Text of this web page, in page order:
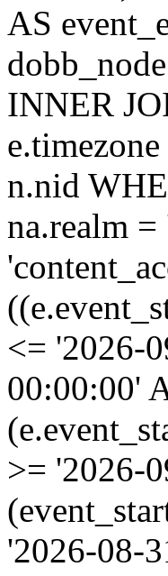
AS
INNER
n.nid
na.realm
<= '2026-
00:00:00'
>= '2026-
'2026-08-